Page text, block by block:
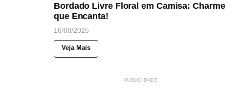
Bordado Livre Floral em Camisa: Charme
que Encanta!
16/08/2025
Veja Mais
PUBLICIDADE